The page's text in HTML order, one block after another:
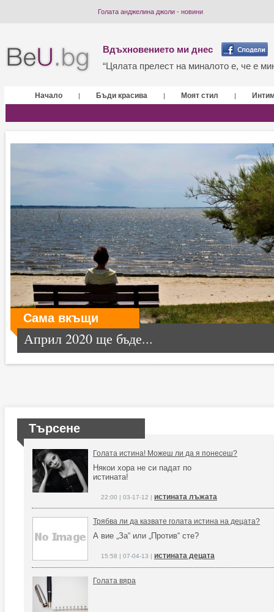
Голата анджелина джоли - новини
Вдъхновението ми днес
“Цялата прелест на миналото е, че е
Начало | Бъди красива | Моят стил |
Сама вкъщи
Април 2020 ще бъде...
Търсене
Голата истина! Можеш ли да я понесеш?
Някои хора не си падат по
истината!
22:00 | 03-17-12 | истината лъжата
Трябва ли да казвате голата истина на децата?
А вие „За“ или „Против“ сте?
15:58 | 07-04-13 | истината децата
Голата вяра